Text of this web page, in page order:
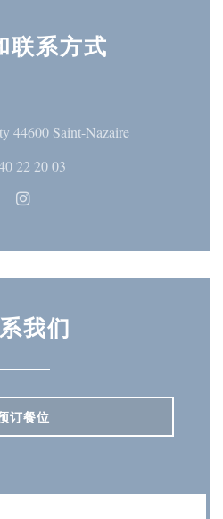
联系方式
44600 Saint-Nazaire((在新窗口中
22 20 03
Instagram ((在新窗口中打开
我们
订餐位